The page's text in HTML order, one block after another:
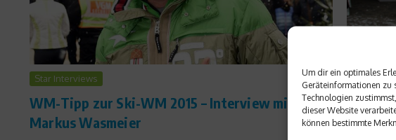
Um dir ein optimales
Geräteinformationen
Technologien
dieser Website
können bestimmte
Star Interviews
WM-Tipp zur Ski-WM 2015 – Interview mit
Markus Wasmeier
Star